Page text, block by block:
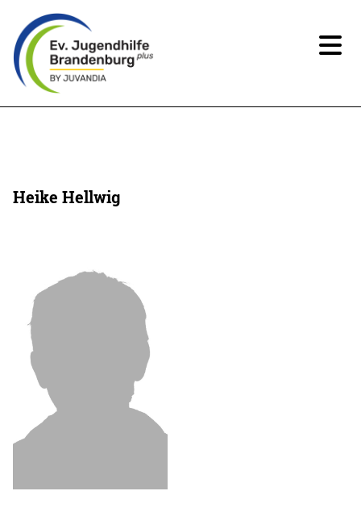
Ansprechpartner*innen
Beteiligung
Spenden
Instagram
Heike Hellwig